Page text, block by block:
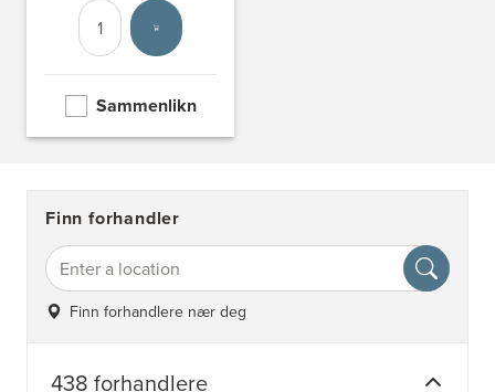
Antall
Velg enhet
Sammenlikn
Finn forhandler
Finn forhandlere nær deg
438 forhandlere